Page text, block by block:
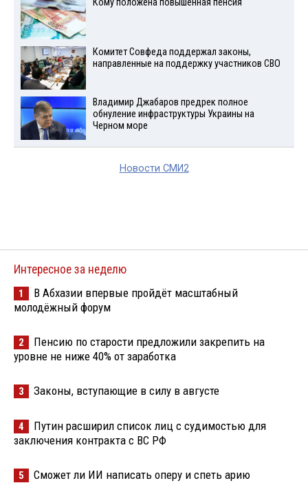
Комитет Совфеда поддержал законы,
направленные на поддержку участников СВО
Владимир Джабаров предрек полное
обнуление инфраструктуры Украины на
Черном море
Новости СМИ2
Интересное за неделю
1
В Абхазии впервые пройдёт масштабный
молодёжный форум
2
Пенсию по старости предложили закрепить на
уровне не ниже 40% от заработка
3 Законы, вступающие в силу в августе
4
Путин расширил список лиц с судимостью для
заключения контракта с ВС РФ
5 Сможет ли ИИ написать оперу и спеть арию